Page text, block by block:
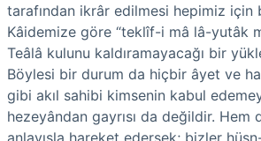
tarafından ikrâr edilmesi hepimiz için
Kâidemize göre “teklîf-i mâ lâ-yutâk
Teâlâ kulunu kaldıramayacağı bir
Böylesi bir durum da hiçbir âyet ve
gibi akıl sahibi kimsenin kabul
hezeyândan gayrısı da değildir. Hem
anlayışla hareket edersek; bizler